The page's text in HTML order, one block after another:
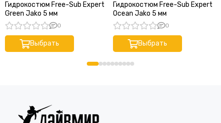
Гидрокостюм Free-Sub Expert
Green Jako 5 мм
0
Выбрать
Гидрокостюм Free-Sub Expert
Ocean Jako 5 мм
0
Выбрать